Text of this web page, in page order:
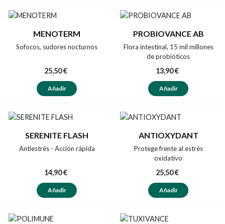
MENOTERM
Sofocos, sudores nocturnos
25,50 €
Añadir
PROBIOVANCE AB
Flora intestinal, 15 mil millones
de probióticos
13,90 €
Añadir
SERENITE FLASH
Antiestrés - Acción rápida
14,90 €
Añadir
ANTIOXYDANT
Protege frente al estrés
oxidativo
25,50 €
Añadir